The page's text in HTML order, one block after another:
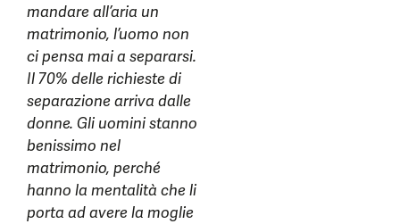
mandare all’aria un
matrimonio, l’uomo non
ci pensa mai a separarsi.
Il 70% delle richieste di
separazione arriva dalle
donne. Gli uomini stanno
benissimo nel
matrimonio, perché
hanno la mentalità che li
porta ad avere la moglie